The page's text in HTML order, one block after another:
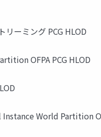
ーミング PCG HLOD
OFPA PCG HLOD
World Partition